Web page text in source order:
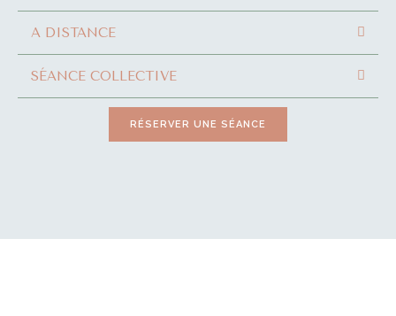
A DISTANCE
SÉANCE COLLECTIVE
RÉSERVER UNE SÉANCE